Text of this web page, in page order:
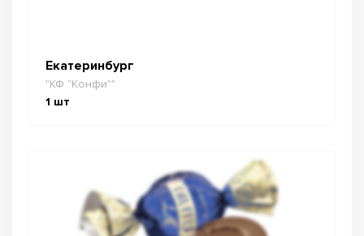
Екатеринбург
"КФ "Конфи""
1 шт